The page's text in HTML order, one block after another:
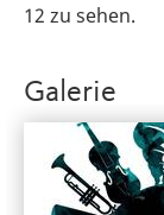
12 zu sehen.
Galerie